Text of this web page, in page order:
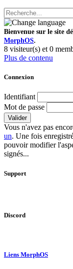
Bienvenue sur le site
MorphOS.
8 visiteur(s) et 0
Plus de contenu
Connexion
Identifiant
Mot de passe
Valider
Vous n'avez pas
un. Une fois
pouvoir modifier
signés...
Support
Discord
Liens MorphOS